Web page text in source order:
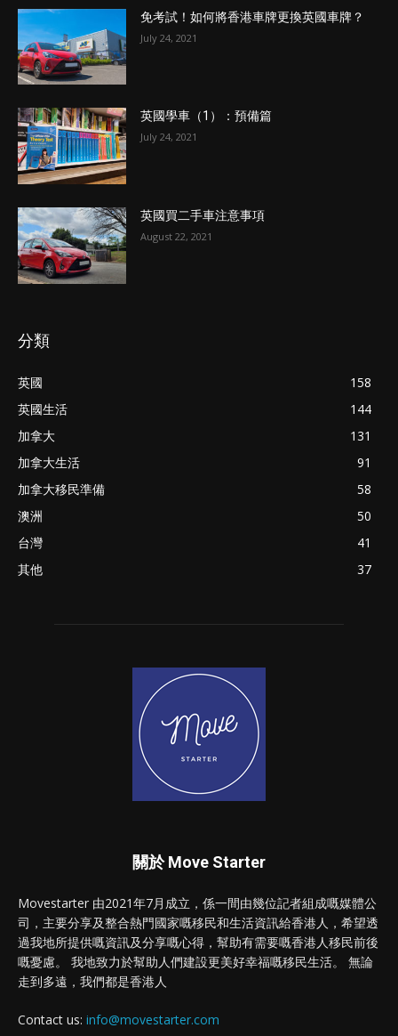
免考試！如何將香港車牌更換英國車牌？
July 24, 2021
英國學車（1）：預備篇
July 24, 2021
英國買二手車注意事項
August 22, 2021
分類
英國
158
英國生活
144
加拿大
131
加拿大生活
91
加拿大移民準備
58
澳洲
50
台灣
41
其他
37
關於 Move Starter
Movestarter 由2021年7月成立，係一間由幾位記者組成嘅媒體公
司，主要分享及整合熱門國家嘅移民和生活資訊給香港人，希望透
過我地所提供嘅資訊及分享嘅心得，幫助有需要嘅香港人移民前後
嘅憂慮。 我地致力於幫助人們建設更美好幸福嘅移民生活。 無論
走到多遠，我們都是香港人
Contact us: info@movestarter.com